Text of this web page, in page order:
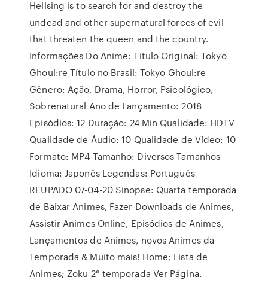
Hellsing is to search for and destroy the
undead and other supernatural forces of evil
that threaten the queen and the country.
Informações Do Anime: Título Original: Tokyo
Ghoul:re Título no Brasil: Tokyo Ghoul:re
Gênero: Ação, Drama, Horror, Psicológico,
Sobrenatural Ano de Lançamento: 2018
Episódios: 12 Duração: 24 Min Qualidade: HDTV
Qualidade de Áudio: 10 Qualidade de Vídeo: 10
Formato: MP4 Tamanho: Diversos Tamanhos
Idioma: Japonês Legendas: Português
REUPADO 07-04-20 Sinopse: Quarta temporada
de Baixar Animes, Fazer Downloads de Animes,
Assistir Animes Online, Episódios de Animes,
Lançamentos de Animes, novos Animes da
Temporada & Muito mais! Home; Lista de
Animes; Zoku 2° temporada Ver Página.